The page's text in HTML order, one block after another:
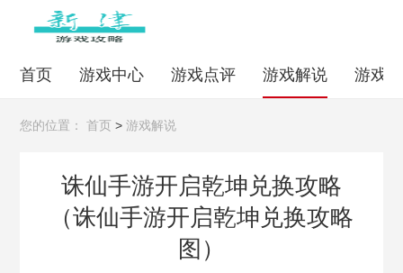
首页 游戏中心 游戏点评 游戏解说 游戏
您的位置： 首页 >游戏解说
诛仙手游开启乾坤兑换攻略
（诛仙手游开启乾坤兑换攻略
图）